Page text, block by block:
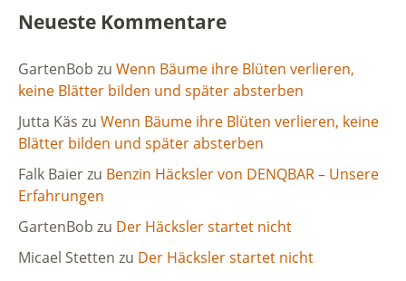
Neueste Kommentare
GartenBob zu Wenn Bäume ihre Blüten verlieren,
keine Blätter bilden und später absterben
Jutta Käs zu Wenn Bäume ihre Blüten verlieren, keine
Blätter bilden und später absterben
Falk Baierzu Benzin Häcksler von DENQBAR – Unsere
Erfahrungen
GartenBob zu Der Häcksler startet nicht
Micael Stetten zu Der Häcksler startet nicht